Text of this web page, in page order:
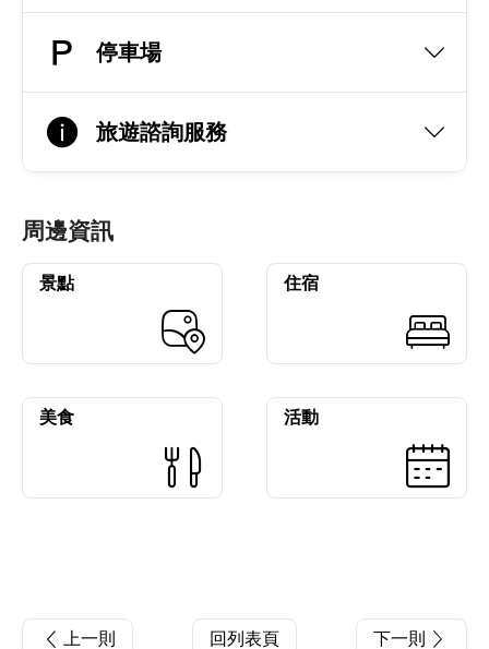
停車場
旅遊諮詢服務
周邊資訊
景點 住宿
美食 活動
上一則 回列表頁 下一則